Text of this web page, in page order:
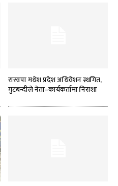
रास्वपा मधेश प्रदेश अधिवेशन स्थगित,
गुटबन्दीले नेता–कार्यकर्तामा निराशा